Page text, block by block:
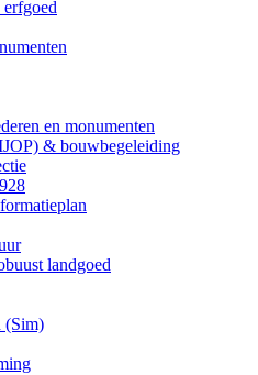
en monumenten
& bouwbegeleiding
landgoed
(Sim)